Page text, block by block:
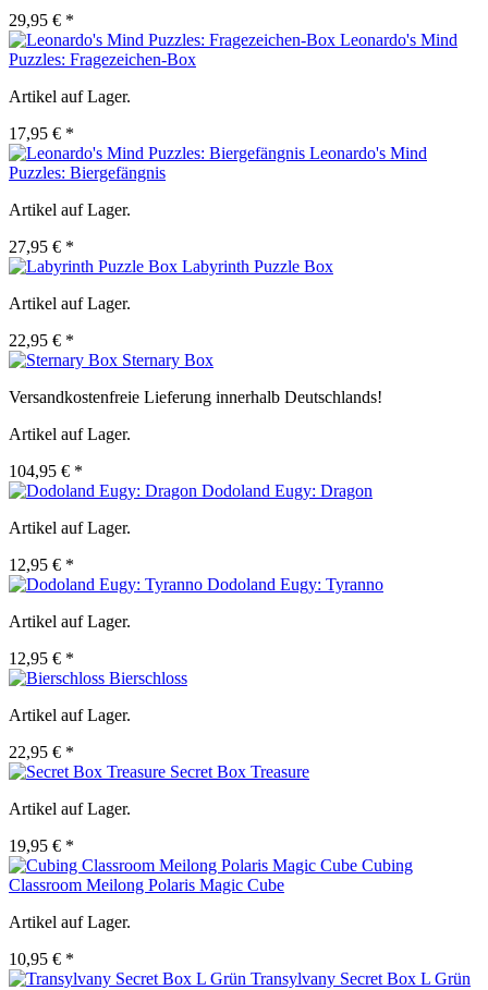
29,95 € *
Leonardo's Mind
Puzzles: Fragezeichen-Box
Artikel auf Lager.
17,95 € *
Leonardo's Mind
Puzzles: Biergefängnis
Artikel auf Lager.
27,95 € *
Labyrinth Puzzle Box
Artikel auf Lager.
22,95 € *
Sternary Box
Versandkostenfreie Lieferung innerhalb Deutschlands!
Artikel auf Lager.
104,95 € *
Dodoland Eugy: Dragon
Artikel auf Lager.
12,95 € *
Dodoland Eugy: Tyranno
Artikel auf Lager.
12,95 € *
Bierschloss
Artikel auf Lager.
22,95 € *
Secret Box Treasure
Artikel auf Lager.
19,95 € *
Cubing
Classroom Meilong Polaris Magic Cube
Artikel auf Lager.
10,95 € *
Transylvany Secret Box L Grün